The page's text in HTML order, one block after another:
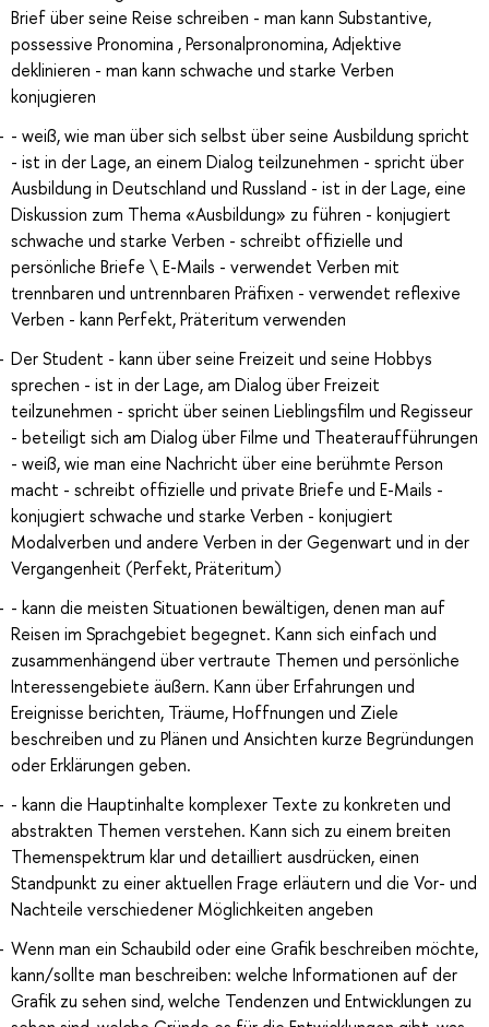
Brief über seine Reise schreiben - man kann Substantive,
possessive Pronomina , Personalpronomina, Adjektive
deklinieren - man kann schwache und starke Verben
konjugieren
- weiß, wie man über sich selbst über seine Ausbildung spricht
- ist in der Lage, an einem Dialog teilzunehmen - spricht über
Ausbildung in Deutschland und Russland - ist in der Lage, eine
Diskussion zum Thema «Ausbildung» zu führen - konjugiert
schwache und starke Verben - schreibt offizielle und
persönliche Briefe \ E-Mails - verwendet Verben mit
trennbaren und untrennbaren Präfixen - verwendet reflexive
Verben - kann Perfekt, Präteritum verwenden
Der Student - kann über seine Freizeit und seine Hobbys
sprechen - ist in der Lage, am Dialog über Freizeit
teilzunehmen - spricht über seinen Lieblingsfilm und Regisseur
- beteiligt sich am Dialog über Filme und Theateraufführungen
- weiß, wie man eine Nachricht über eine berühmte Person
macht - schreibt offizielle und private Briefe und E-Mails -
konjugiert schwache und starke Verben - konjugiert
Modalverben und andere Verben in der Gegenwart und in der
Vergangenheit (Perfekt, Präteritum)
- kann die meisten Situationen bewältigen, denen man auf
Reisen im Sprachgebiet begegnet. Kann sich einfach und
zusammenhängend über vertraute Themen und persönliche
Interessengebiete äußern. Kann über Erfahrungen und
Ereignisse berichten, Träume, Hoffnungen und Ziele
beschreiben und zu Plänen und Ansichten kurze Begründungen
oder Erklärungen geben.
- kann die Hauptinhalte komplexer Texte zu konkreten und
abstrakten Themen verstehen. Kann sich zu einem breiten
Themenspektrum klar und detailliert ausdrücken, einen
Standpunkt zu einer aktuellen Frage erläutern und die Vor- und
Nachteile verschiedener Möglichkeiten angeben
Wenn man ein Schaubild oder eine Grafik beschreiben möchte,
kann/sollte man beschreiben: welche Informationen auf der
Grafik zu sehen sind, welche Tendenzen und Entwicklungen zu